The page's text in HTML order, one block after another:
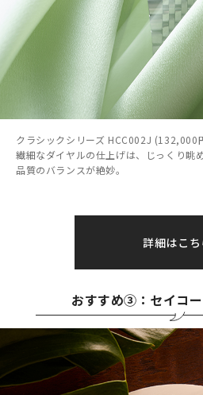
クラシックシリーズ HCC002J (132,000
繊細なダイヤルの仕上げは、じっくり眺
品質のバランスが絶妙。
詳細はこち
おすすめ③：セイコ